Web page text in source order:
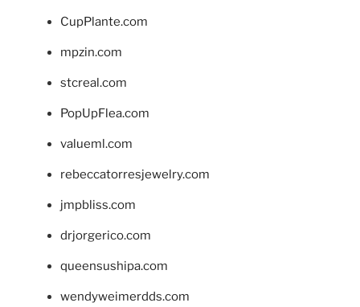
CupPlante.com
mpzin.com
stcreal.com
PopUpFlea.com
valueml.com
rebeccatorresjewelry.com
jmpbliss.com
drjorgerico.com
queensushipa.com
wendyweimerdds.com